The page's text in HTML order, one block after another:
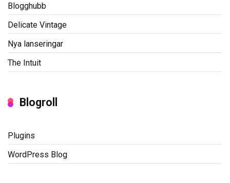
Blogghubb
Delicate Vintage
Nya lanseringar
The Intuit
Blogroll
Plugins
WordPress Blog